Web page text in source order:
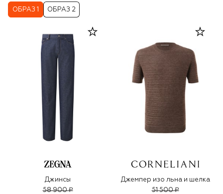
ОБРАЗ 1 ОБРАЗ 2
Джинсы
58 900 ₽
Джемпер изо льна и шелка
51 500 ₽